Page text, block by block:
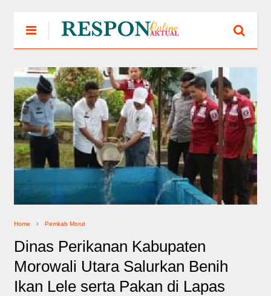
Home Pemkab Morut
Dinas Perikanan Kabupaten
Morowali Utara Salurkan Benih
Ikan Lele serta Pakan di Lapas